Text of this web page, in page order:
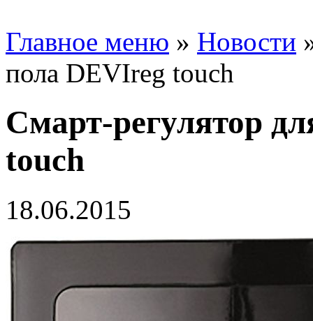
Главное меню » Новости
пола DEVIreg touch
Смарт-регулятор
touch
18.06.2015